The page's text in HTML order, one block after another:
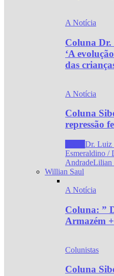
A Notícia
Coluna
‘A
das
A Notícia
Coluna
repressão
Dr. Luiz
Esmeraldino /
AndradeLilian
Willian Saul
A Notícia
Coluna: ”
Armazém
Colunistas
Coluna